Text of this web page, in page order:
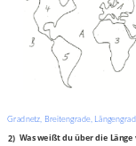
Gradnetz, Breitengrade,
2) Was weißt du über die